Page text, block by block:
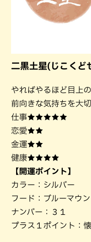
二黒土星(じこくど
やればやるほど目上
前向きな気持ちを大
仕事★★★★★
恋愛★★
金運★★
健康★★★★
【開運ポイント】
カラー：シルバー
フード：ブルーマウ
ナンバー：３１
プラス１ポイント：